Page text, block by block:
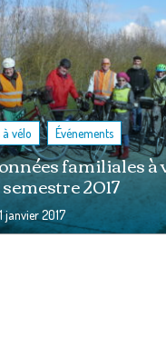
vélo , Événements
familiales à
2017
janvier 2017